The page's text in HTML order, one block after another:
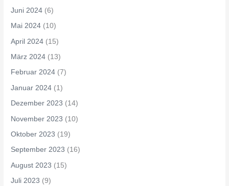
Juni 2024 (6)
Mai 2024 (10)
April 2024 (15)
März 2024 (13)
Februar 2024 (7)
Januar 2024 (1)
Dezember 2023 (14)
November 2023 (10)
Oktober 2023 (19)
September 2023 (16)
August 2023 (15)
Juli 2023 (9)